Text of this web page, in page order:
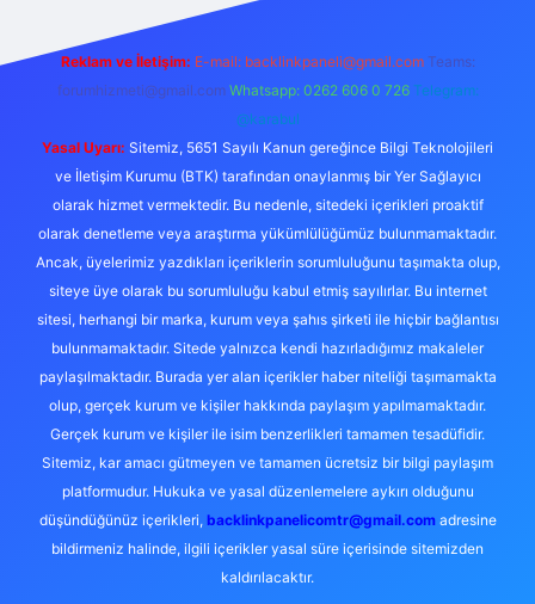
Reklam ve İletişim: E-mail: backlinkpaneli@gmail.com Teams:
forumhizmeti@gmail.com Whatsapp: 0262 606 0 726 Telegram:
@karabul
Yasal Uyarı: Sitemiz, 5651 Sayılı Kanun gereğince Bilgi Teknolojileri
ve İletişim Kurumu (BTK) tarafından onaylanmış bir Yer Sağlayıcı
olarak hizmet vermektedir. Bu nedenle, sitedeki içerikleri proaktif
olarak denetleme veya araştırma yükümlülüğümüz bulunmamaktadır.
Ancak, üyelerimiz yazdıkları içeriklerin sorumluluğunu taşımakta olup,
siteye üye olarak bu sorumluluğu kabul etmiş sayılırlar. Bu internet
sitesi, herhangi bir marka, kurum veya şahıs şirketi ile hiçbir bağlantısı
bulunmamaktadır. Sitede yalnızca kendi hazırladığımız makaleler
paylaşılmaktadır. Burada yer alan içerikler haber niteliği taşımamakta
olup, gerçek kurum ve kişiler hakkında paylaşım yapılmamaktadır.
Gerçek kurum ve kişiler ile isim benzerlikleri tamamen tesadüfidir.
Sitemiz, kar amacı gütmeyen ve tamamen ücretsiz bir bilgi paylaşım
platformudur. Hukuka ve yasal düzenlemelere aykırı olduğunu
düşündüğünüz içerikleri, backlinkpanelicomtr@gmail.comadresine
bildirmeniz halinde, ilgili içerikler yasal süre içerisinde sitemizden
kaldırılacaktır.